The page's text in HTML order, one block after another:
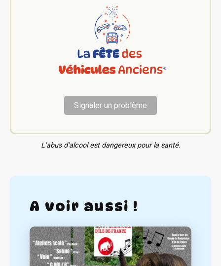
Signaler un problème
L'abus d'alcool est dangereux pour la santé.
A voir aussi !